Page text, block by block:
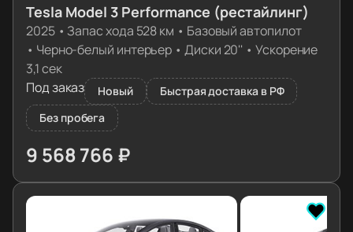
Tesla Model 3 Performance (рестайлинг)
2025• Запас хода 528 км • Базовый автопилот
• Черно-белый интерьер •Диски 20'' • Ускорение
3,1 сек
Под заказ
Новый
Быстрая доставка в РФ
Без пробега
9 568 766 ₽
≈ 96 868€